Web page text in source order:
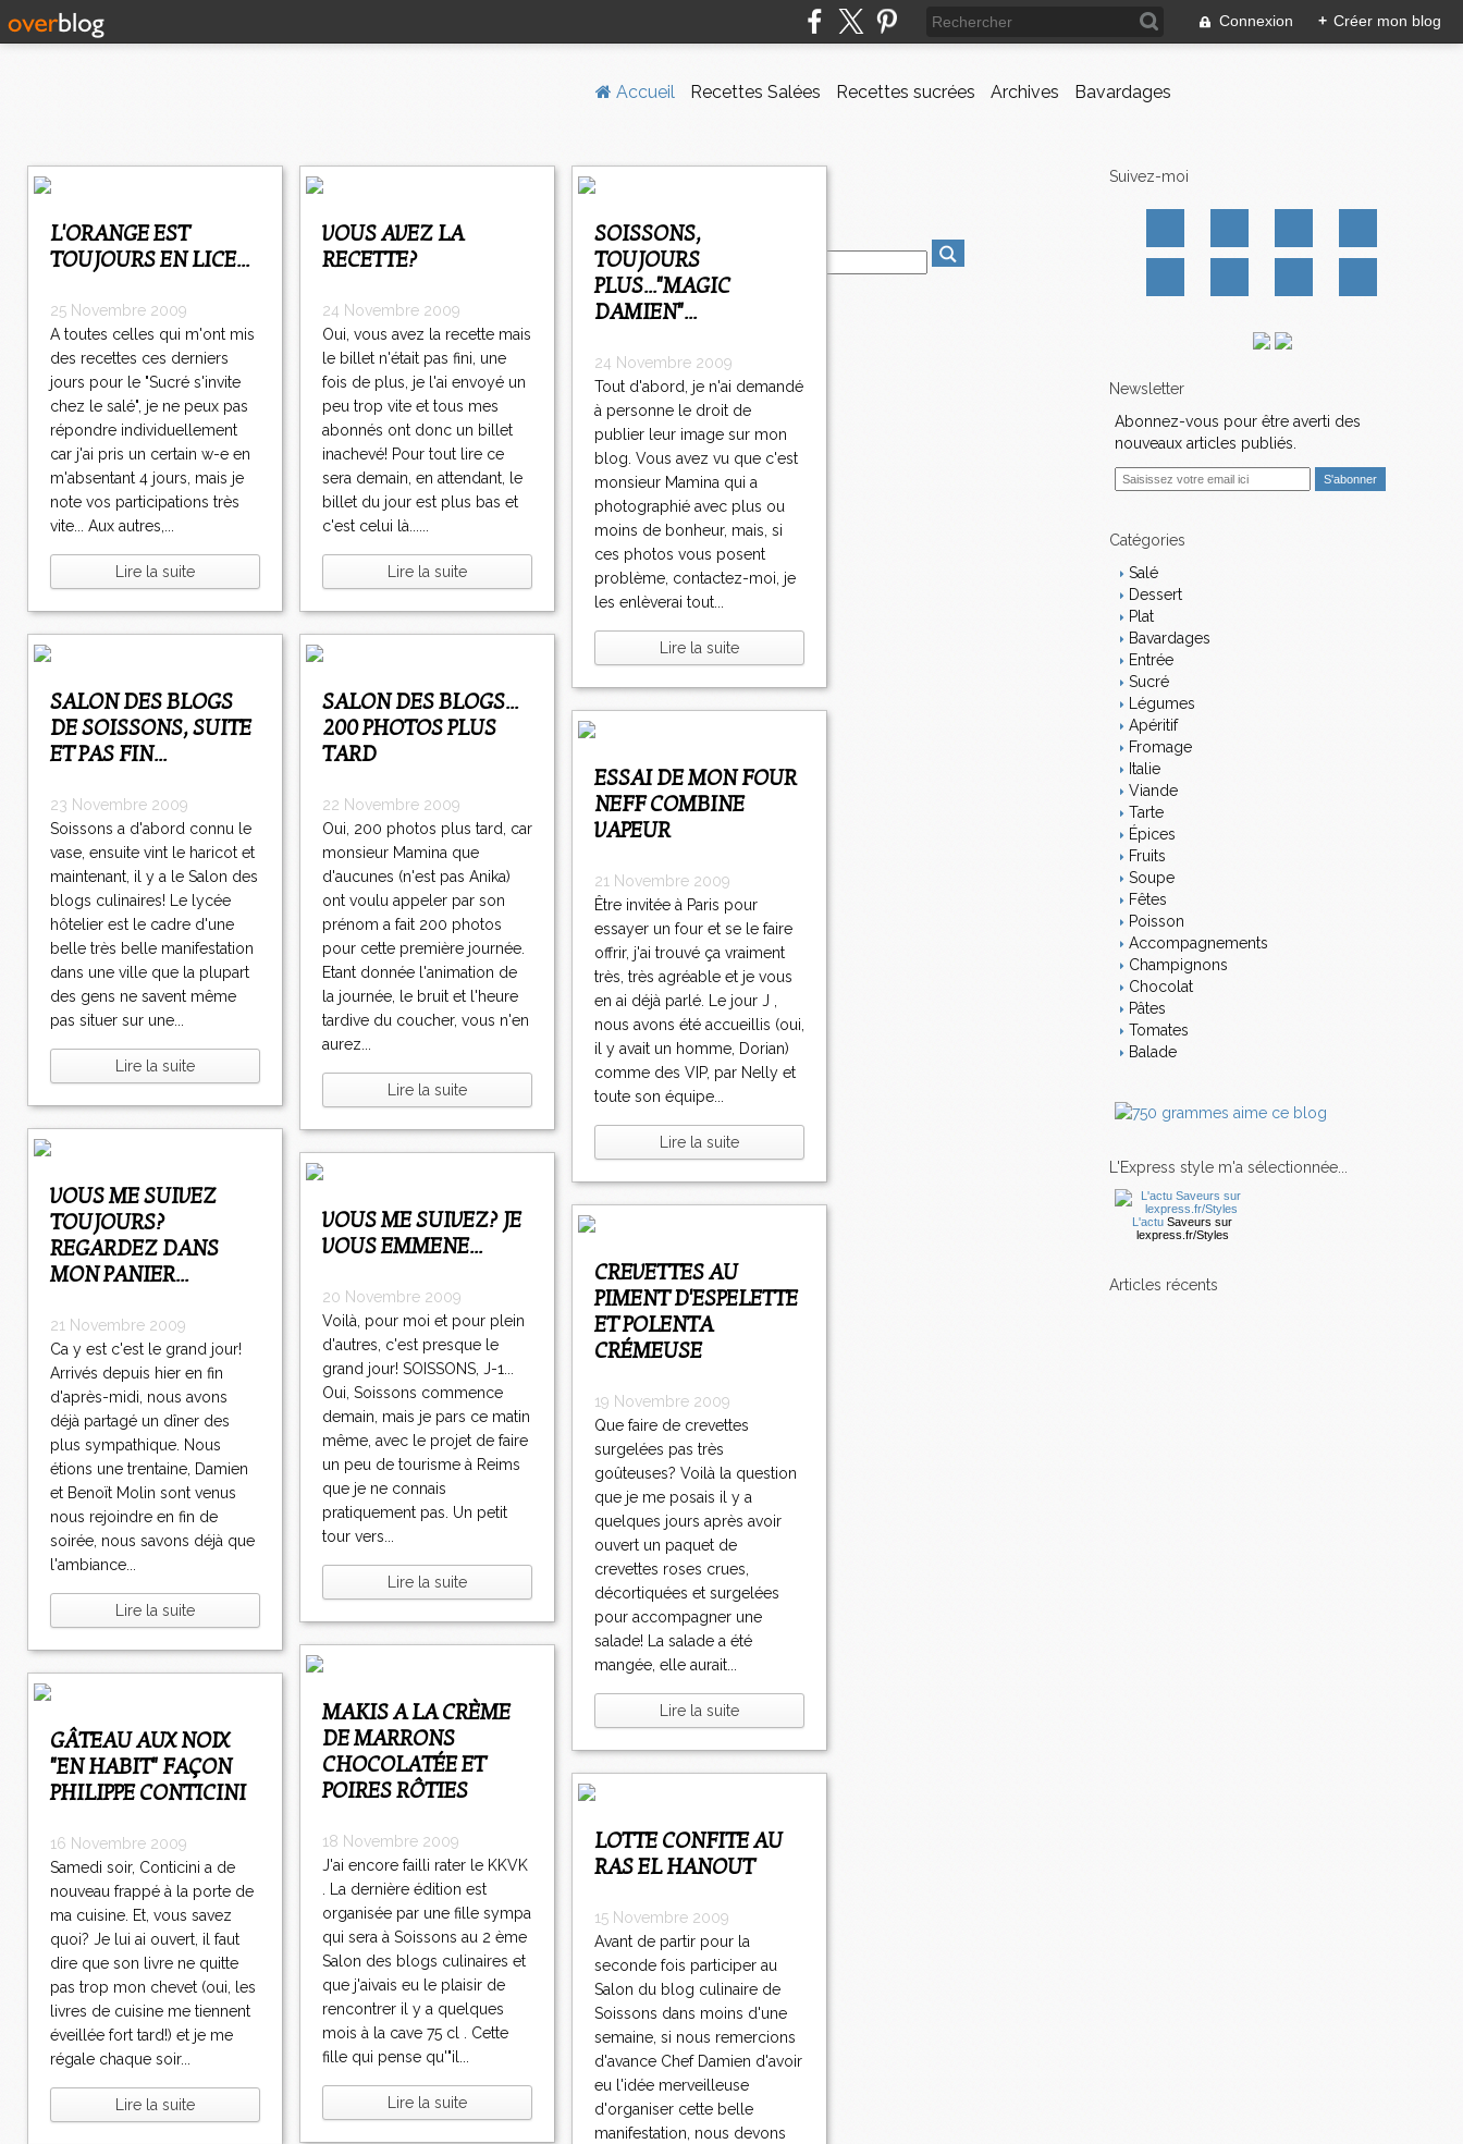
Connexion + Créer mon blog
Accueil Recettes Salées Recettes sucrées Archives Bavardages
L'ORANGE EST
TOUJOURS EN LICE...
25 Novembre 2009
A toutes celles qui m'ont mis
des recettes ces derniers
jours pour le "Sucré s'invite
chez le salé", je ne peux pas
répondre individuellement
car j'ai pris un certain w-e en
m'absentant 4 jours, mais je
note vos participations très
vite... Aux autres,...
Lire la suite
VOUS AVEZ LA
RECETTE?
24 Novembre 2009
Oui, vous avez la recette mais
le billet n'était pas fini, une
fois de plus, je l'ai envoyé un
peu trop vite et tous mes
abonnés ont donc un billet
inachevé! Pour tout lire ce
sera demain, en attendant, le
billet du jour est plus bas et
c'est celui là......
Lire la suite
SOISSONS,
TOUJOURS
PLUS..."MAGIC
DAMIEN"...
24 Novembre 2009
Tout d'abord, je n'ai demandé
à personne le droit de
publier leur image sur mon
blog. Vous avez vu que c'est
monsieur Mamina qui a
photographié avec plus ou
moins de bonheur, mais, si
ces photos vous posent
problème, contactez-moi, je
les enlèverai tout...
Lire la suite
SALON DES BLOGS
DE SOISSONS, SUITE
ET PAS FIN...
23 Novembre 2009
Soissons a d'abord connu le
vase, ensuite vint le haricot et
maintenant, il y a le Salon des
blogs culinaires! Le lycée
hôtelier est le cadre d'une
belle très belle manifestation
dans une ville que la plupart
des gens ne savent même
pas situer sur une...
Lire la suite
SALON DES BLOGS...
200 PHOTOS PLUS
TARD
22 Novembre 2009
Oui, 200 photos plus tard, car
monsieur Mamina que
d'aucunes (n'est pas Anika)
ont voulu appeler par son
prénom a fait 200 photos
pour cette première journée.
Etant donnée l'animation de
la journée, le bruit et l'heure
tardive du coucher, vous n'en
aurez...
Lire la suite
ESSAI DE MON FOUR
NEFF COMBINE
VAPEUR
21 Novembre 2009
Être invitée à Paris pour
essayer un four et se le faire
offrir, j'ai trouvé ça vraiment
très, très agréable et je vous
en ai déjà parlé. Le jour J ,
nous avons été accueillis (oui,
il y avait un homme, Dorian)
comme des VIP, par Nelly et
toute son équipe...
Lire la suite
VOUS ME SUIVEZ
TOUJOURS?
REGARDEZ DANS
MON PANIER...
21 Novembre 2009
Ca y est c'est le grand jour!
Arrivés depuis hier en fin
d'après-midi, nous avons
déjà partagé un dîner des
plus sympathique. Nous
étions une trentaine, Damien
et Benoït Molin sont venus
nous rejoindre en fin de
soirée, nous savons déjà que
l'ambiance...
Lire la suite
VOUS ME SUIVEZ? JE
VOUS EMMENE...
20 Novembre 2009
Voilà, pour moi et pour plein
d'autres, c'est presque le
grand jour! SOISSONS, J-1...
Oui, Soissons commence
demain, mais je pars ce matin
même, avec le projet de faire
un peu de tourisme à Reims
que je ne connais
pratiquement pas. Un petit
tour vers...
Lire la suite
CREVETTES AU
PIMENT D'ESPELETTE
ET POLENTA
CRÉMEUSE
19 Novembre 2009
Que faire de crevettes
surgelées pas très
goûteuses? Voilà la question
que je me posais il y a
quelques jours après avoir
ouvert un paquet de
crevettes roses crues,
décortiquées et surgelées
pour accompagner une
salade! La salade a été
mangée, elle aurait...
Lire la suite
MAKIS A LA CRÈME
DE MARRONS
CHOCOLATÉE ET
POIRES RÔTIES
18 Novembre 2009
J'ai encore failli rater le KKVK
. La dernière édition est
organisée par une fille sympa
qui sera à Soissons au 2 ème
Salon des blogs culinaires et
que j'aivais eu le plaisir de
rencontrer il y a quelques
mois à la cave 75 cl . Cette
fille qui pense qu'"il...
Lire la suite
GÂTEAU AUX NOIX
"EN HABIT" FAÇON
PHILIPPE CONTICINI
16 Novembre 2009
Samedi soir, Conticini a de
nouveau frappé à la porte de
ma cuisine. Et, vous savez
quoi? Je lui ai ouvert, il faut
dire que son livre ne quitte
pas trop mon chevet (oui, les
livres de cuisine me tiennent
éveillée fort tard!) et je me
régale chaque soir...
Lire la suite
LOTTE CONFITE AU
RAS EL HANOUT
15 Novembre 2009
Avant de partir pour la
seconde fois participer au
Salon du blog culinaire de
Soissons dans moins d'une
semaine, si nous remercions
d'avance Chef Damien d'avoir
eu l'idée merveilleuse
d'organiser cette belle
manifestation, nous devons
Suivez-moi
Newsletter
Abonnez-vous pour être averti des
nouveaux articles publiés.
i Catégories
Salé
Dessert
Plat
Bavardages
Entrée
Sucré
Légumes
Apéritif
Fromage
Italie
Viande
Tarte
Épices
Fruits
Soupe
Fêtes
Poisson
Accompagnements
Champignons
Chocolat
Pâtes
Tomates
Balade
L'Express style m'a sélectionnée...
L'actu Saveurs sur
lexpress.fr/Styles
articles récents
<
<
5
4